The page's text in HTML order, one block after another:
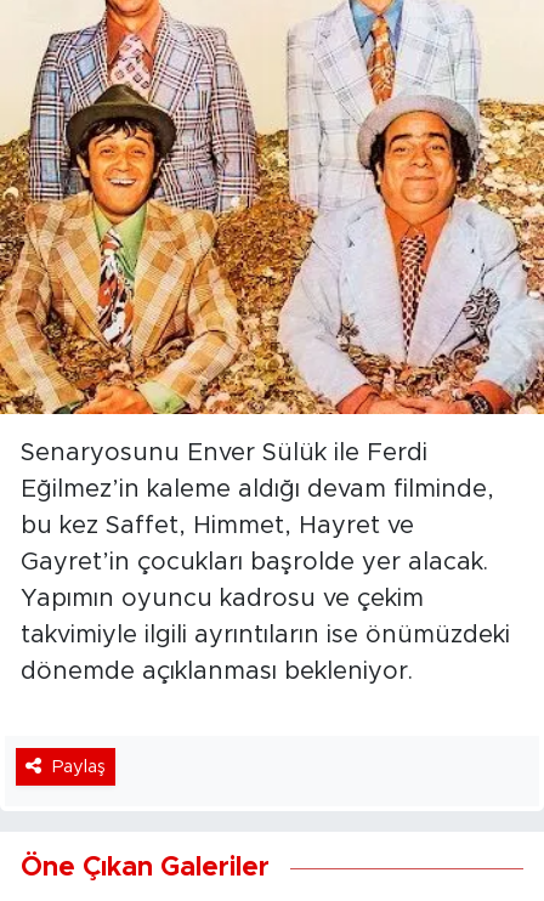
Senaryosunu Enver Sülük ile Ferdi
Eğilmez’in kaleme aldığı devam filminde,
bu kez Saffet, Himmet, Hayret ve
Gayret’in çocukları başrolde yer alacak.
Yapımın oyuncu kadrosu ve çekim
takvimiyle ilgili ayrıntıların ise önümüzdeki
dönemde açıklanması bekleniyor.
Paylaş
Öne Çıkan Galeriler